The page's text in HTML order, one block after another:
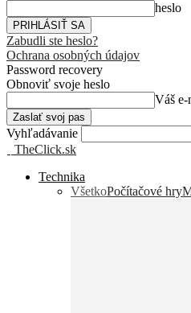
heslo
Zabudli ste heslo?
Ochrana osobných údajov
Password recovery
Obnoviť svoje heslo
Váš e-
Vyhľadávanie
TheClick.sk
Technika
VšetkoPočítačové hry